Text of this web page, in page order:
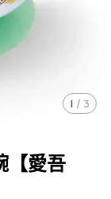
1 / 3
【愛吾